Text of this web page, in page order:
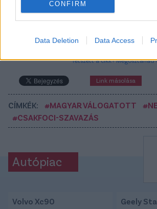
CONFIRM
Data Deletion Data Access
Itt állíthatod be, hogy a
Tetszett a cikk? Megosztanád?
Link másolása
CÍMKÉK: #MAGYAR VÁLOGATOTT
#CSAKFOCI-SZAVAZÁS
Autópiac
Volvo Xc90 Geely